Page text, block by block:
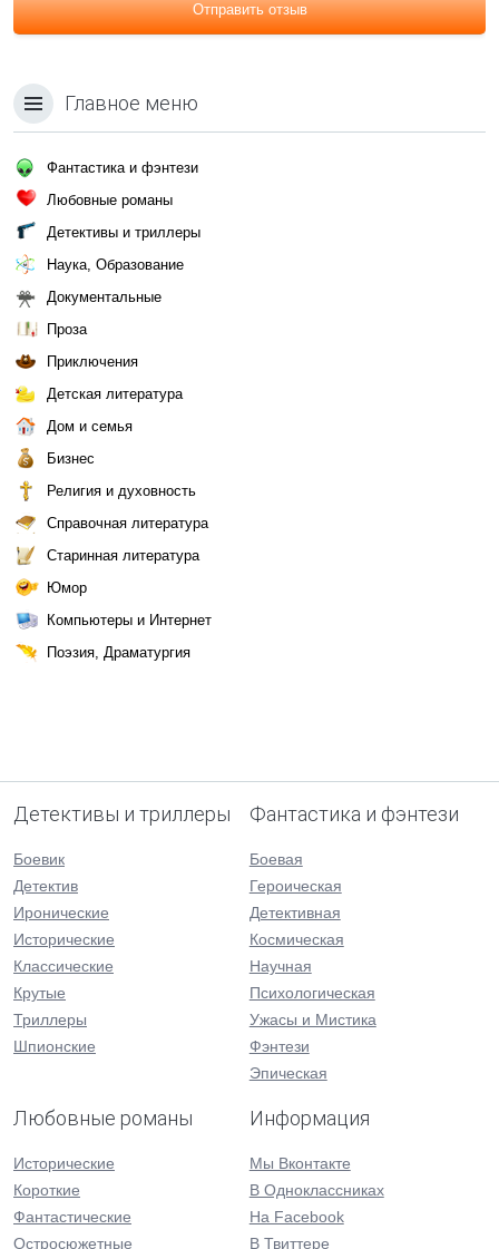
Отправить отзыв
Главное меню
Фантастика и фэнтези
Любовные романы
Детективы и триллеры
Наука, Образование
Документальные
Проза
Приключения
Детская литература
Дом и семья
Бизнес
Религия и духовность
Справочная литература
Старинная литература
Юмор
Компьютеры и Интернет
Поэзия, Драматургия
Детективы и триллеры
Боевик
Детектив
Иронические
Исторические
Классические
Крутые
Триллеры
Шпионские
Фантастика и фэнтези
Боевая
Героическая
Детективная
Космическая
Научная
Психологическая
Ужасы и Мистика
Фэнтези
Эпическая
Любовные романы
Исторические
Короткие
Фантастические
Остросюжетные
Информация
Мы Вконтакте
В Одноклассниках
На Facebook
В Твиттере